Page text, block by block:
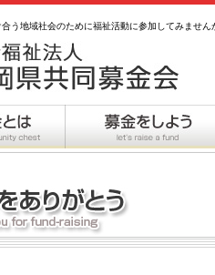
う地域社会のために福祉活動に参加してみません